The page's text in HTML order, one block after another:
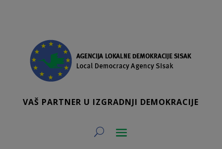
VAŠ PARTNER U IZGRADNJI DEMOKRACIJE